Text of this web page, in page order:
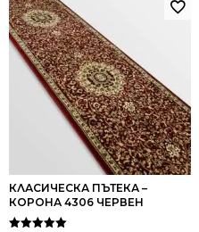
КЛАСИЧЕСКА ПЪТЕКА –
КОРОНА 4306 ЧЕРВЕН